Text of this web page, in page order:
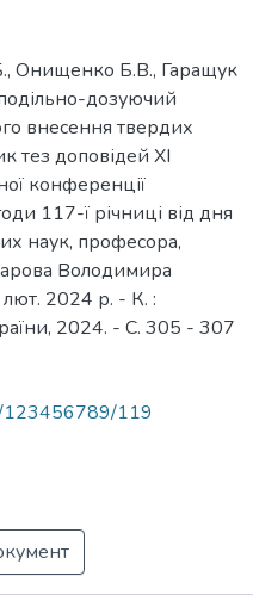
Онищенко Б.В., Гаращук
дозуючий
внесення твердих
тез доповідей ХI
конференції
117-ї річниці від дня
наук, професора,
Володимира
2024 р. - К. :
2024. - С. 305 - 307
123456789/119